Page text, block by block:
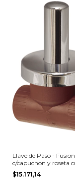
Llave de Paso - Fusion
c/capuchon y roseta
Hidro3
$15.171,14